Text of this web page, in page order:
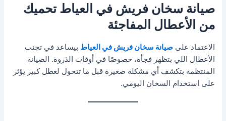
صيانة سخان فريش في العياط تحميك
من الأعطال المفاجئة
الاعتماد علىصيانة سخان فريش في العياط بيساعد في تجنب
الأعطال اللي بتظهر فجأة، خصوصًا في أوقات الذروة. الصيانة
المنتظمة بتكشف أي مشكلة صغيرة قبل ما تتحول لعطل كبير يؤثر
على استخدام السخان اليومي.